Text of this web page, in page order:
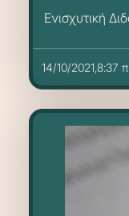
Ενισχυτική
14/10/2021,8:37